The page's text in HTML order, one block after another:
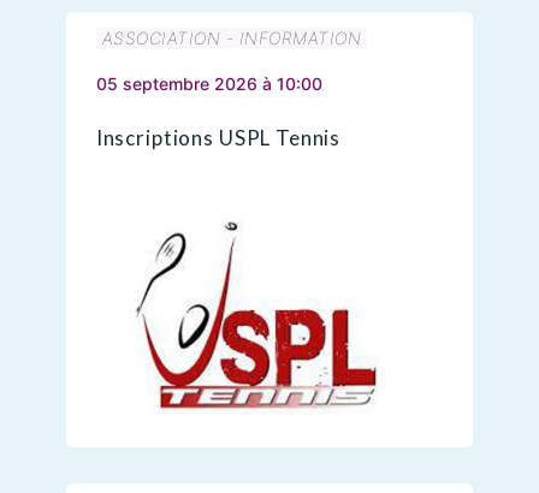
ASSOCIATION - INFORMATION
05 septembre 2026 à 10:00
Inscriptions USPL Tennis